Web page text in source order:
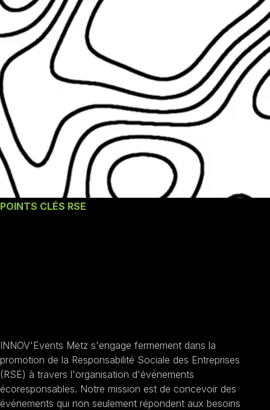
POINTS CLÉS RSE
INNOV'Events Metz s'engage fermement dans la
promotion de la Responsabilité Sociale des Entreprises
(RSE) à travers l'organisation d'événements
écoresponsables. Notre mission est de concevoir des
événements qui non seulement répondent aux besoins